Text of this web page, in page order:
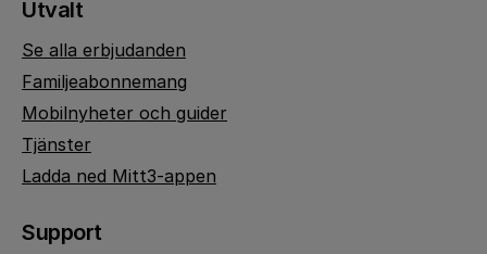
Utvalt
Se alla erbjudanden
Familjeabonnemang
Mobilnyheter och guider
Tjänster
Ladda ned Mitt3-appen
Support